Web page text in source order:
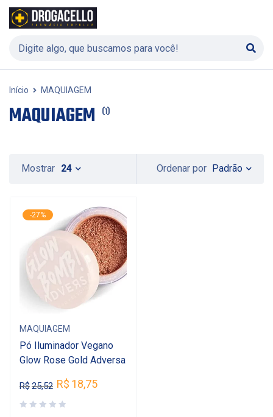
Início MAQUIAGEM
MAQUIAGEM (1)
Ordenar por Padrão
Mostrar 24
-27%
MAQUIAGEM
Pó Iluminador Vegano
Glow Rose Gold Adversa
R$25,52 R$ 18,75